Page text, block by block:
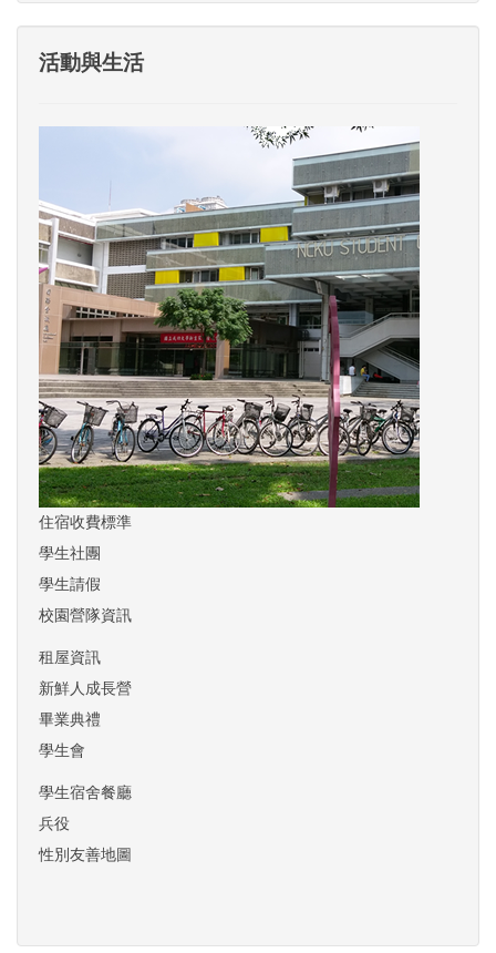
活動與生活
住宿收費標準
學生社團
學生請假
校園營隊資訊
租屋資訊
新鮮人成長營
畢業典禮
學生會
學生宿舍餐廳
兵役
性別友善地圖